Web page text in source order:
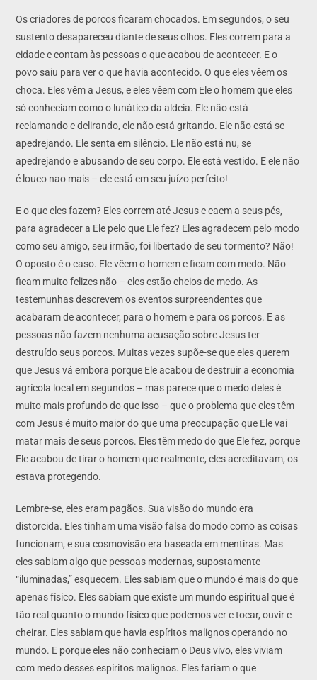
Os criadores de porcos ficaram chocados. Em segundos, o seu
sustento desapareceu diante de seus olhos. Eles correm para a
cidade e contam às pessoas o que acabou de acontecer. E o
povo saiu para ver o que havia acontecido. O que eles vêem os
choca. Eles vêm a Jesus, e eles vêem com Ele o homem que eles
só conheciam como o lunático da aldeia. Ele não está
reclamando e delirando, ele não está gritando. Ele não está se
apedrejando. Ele senta em silêncio. Ele não está nu, se
apedrejando e abusando de seu corpo. Ele está vestido. E ele não
é louco nao mais – ele está em seu juízo perfeito!
E o que eles fazem? Eles correm até Jesus e caem a seus pés,
para agradecer a Ele pelo que Ele fez? Eles agradecem pelo modo
como seu amigo, seu irmão, foi libertado de seu tormento? Não!
O oposto é o caso. Ele vêem o homem e ficam com medo. Não
ficam muito felizes não – eles estão cheios de medo. As
testemunhas descrevem os eventos surpreendentes que
acabaram de acontecer, para o homem e para os porcos. E as
pessoas não fazem nenhuma acusação sobre Jesus ter
destruído seus porcos. Muitas vezes supõe-se que eles querem
que Jesus vá embora porque Ele acabou de destruir a economia
agrícola local em segundos – mas parece que o medo deles é
muito mais profundo do que isso – que o problema que eles têm
com Jesus é muito maior do que uma preocupação que Ele vai
matar mais de seus porcos. Eles têm medo do que Ele fez, porque
Ele acabou de tirar o homem que realmente, eles acreditavam, os
estava protegendo.
Lembre-se, eles eram pagãos. Sua visão do mundo era
distorcida. Eles tinham uma visão falsa do modo como as coisas
funcionam, e sua cosmovisão era baseada em mentiras. Mas
eles sabiam algo que pessoas modernas, supostamente
“iluminadas,” esquecem. Eles sabiam que o mundo é mais do que
apenas físico. Eles sabiam que existe um mundo espiritual que é
tão real quanto o mundo físico que podemos ver e tocar, ouvir e
cheirar. Eles sabiam que havia espíritos malignos operando no
mundo. E porque eles não conheciam o Deus vivo, eles viviam
com medo desses espíritos malignos. Eles fariam o que